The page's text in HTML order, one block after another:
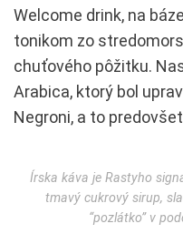
Welcome drink, na
tonikom zo
chuťového pôžitku.
Arabica, ktorý bol
Negroni, a to
Írska káva je Rastyho
tmavý cukrový sirup,
“pozlátko” v